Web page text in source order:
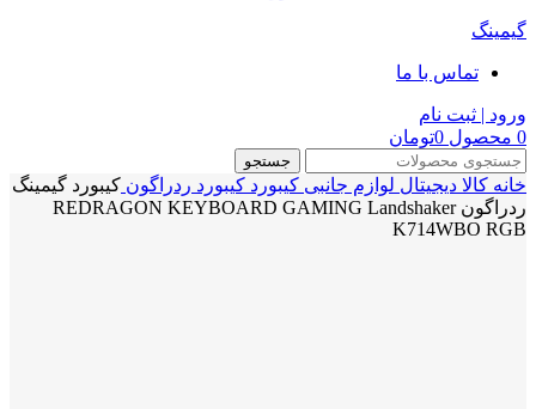
گیمینگ
تماس با ما
ورود | ثبت نام
0 محصول 0تومان
جستجو
خانه کالا دیجیتال لوازم جانبی کیبورد کیبورد ردراگون کیبورد گیمینگ
ردراگون REDRAGON KEYBOARD GAMING Landshaker
K714WBO RGB